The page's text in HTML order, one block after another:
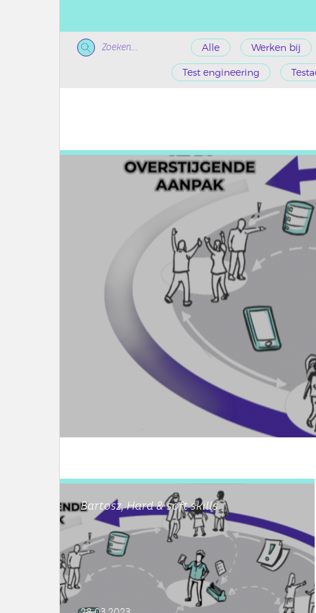
Zoeken... Alle Werken bij
Test engineering
Bartosz, Hard & soft skills